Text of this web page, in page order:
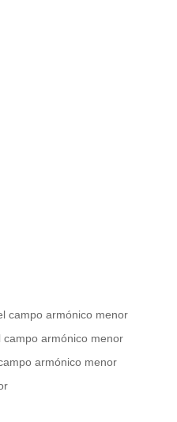
campo armónico menor
armónico menor
armónico menor